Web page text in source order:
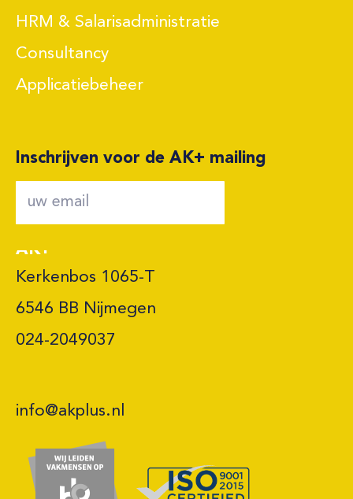
HRM & Salarisadministratie
Consultancy
Applicatiebeheer
Inschrijven voor de AK+ mailing
AK+
Kerkenbos 1065-T
6546 BB Nijmegen
024-2049037
info@akplus.nl